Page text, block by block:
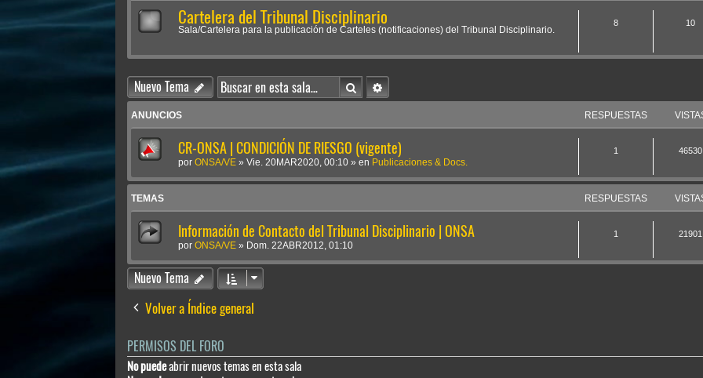
Cartelera del Tribunal Disciplinario
Sala/Cartelera para la publicación de Carteles (notificaciones) del Tribunal Disciplinario.
8 10
Nuevo Tema BuscarBúsqueda avanzada
ANUNCIOS RESPUESTAS
CR-ONSA | CONDICIÓN DE RIESGO (vigente)
por ONSA/VE » Vie. 20MAR2020, 00:10 » en Publicaciones & Docs.
1 46530
TEMAS RESPUESTAS
Información de Contacto del Tribunal Disciplinario | ONSA
por ONSA/VE » Dom. 22ABR2012, 01:10
1 21901
Nuevo Tema
Volver a Índice general
PERMISOS DEL FORO
No puedeabrir nuevos temas en esta sala